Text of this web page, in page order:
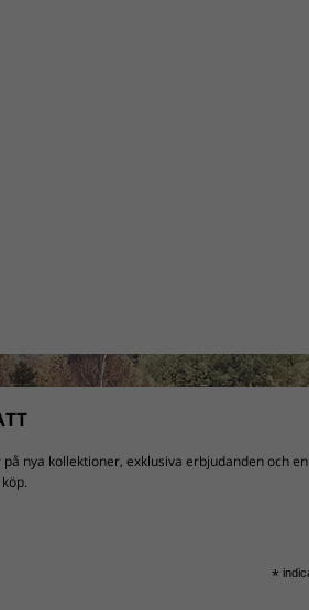
nya kollektioner, exklusiva erbjudanden och en
*